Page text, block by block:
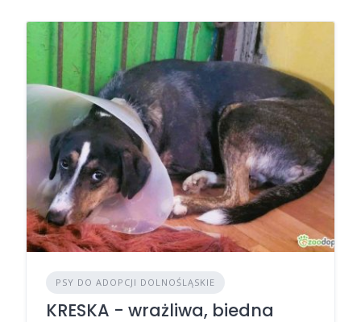
PSY DO ADOPCJI DOLNOŚLĄSKIE
KRESKA - wrażliwa, biedna